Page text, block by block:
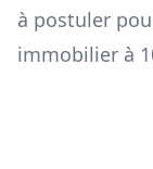
à postuler
immobilier à